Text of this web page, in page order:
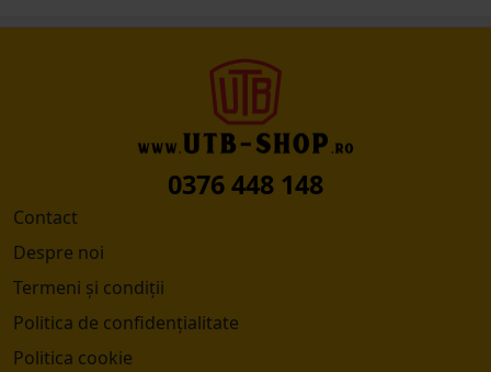
0376 448 148
Contact
Despre noi
Termeni și condiții
Politica de confidențialitate
Politica cookie